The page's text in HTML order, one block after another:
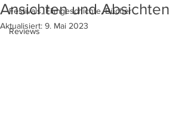
Festivals, Filmgeschichte, Bücher
Reviews
Ansichten und Absichten
Aktualisiert: 9. Mai 2023